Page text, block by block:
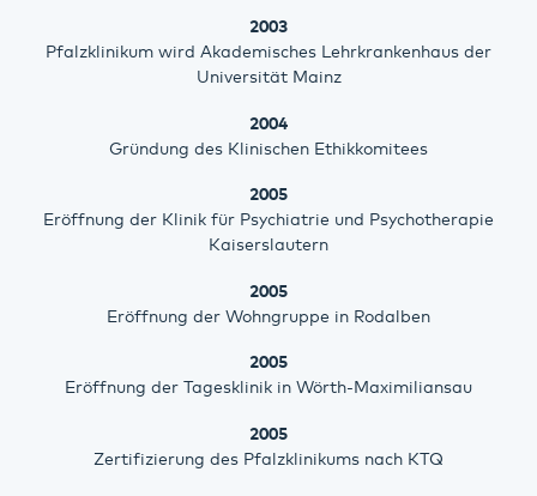
2003
Pfalzklinikum wird Akademisches Lehrkrankenhaus der
Universität Mainz
2004
Gründung des Klinischen Ethikkomitees
2005
Eröffnung der Klinik für Psychiatrie und Psychotherapie
Kaiserslautern
2005
Eröffnung der Wohngruppe in Rodalben
2005
Eröffnung der Tagesklinik in Wörth-Maximiliansau
2005
Zertifizierung des Pfalzklinikums nach KTQ